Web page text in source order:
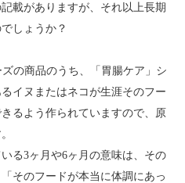
載がありますが、それ以上長期
しょうか？
の商品のうち、「胃腸ケア」シ
イヌまたはネコが生涯そのフー
るよう作られていますので、原
る3ヶ月や6ヶ月の意味は、その
そのフードが本当に体調にあっ